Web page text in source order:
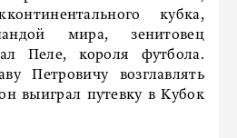
кубка,
мира, зенитовец
Пеле, короля футбола.
Петровичу возглавлять
выиграл путевку в Кубок